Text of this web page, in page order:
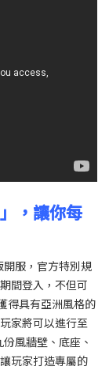
，讓你每
服，官方特別規
間登入，不但可
得具有亞洲風格的
家將可以進行至
風牆壁、底座、
玩家打造專屬的